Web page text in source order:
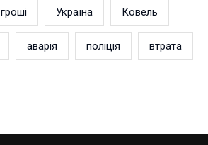
гроші Україна Ковель
аварія поліція втрата